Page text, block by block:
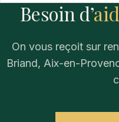
Besoin d’
On vous reçoit sur
Briand, Aix-en-